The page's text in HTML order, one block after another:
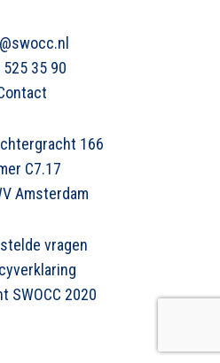
525 35 90
166
C7.17
Amsterdam
vragen
SWOCC 2020